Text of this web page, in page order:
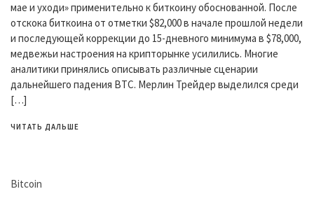
мае и уходи» применительно к биткоину обоснованной. После
отскока биткоина от отметки $82,000 в начале прошлой недели
и последующей коррекции до 15-дневного минимума в $78,000,
медвежьи настроения на крипторынке усилились. Многие
аналитики принялись описывать различные сценарии
дальнейшего падения BTC. Мерлин Трейдер выделился среди
[…]
ЧИТАТЬ ДАЛЬШЕ
Bitcoin